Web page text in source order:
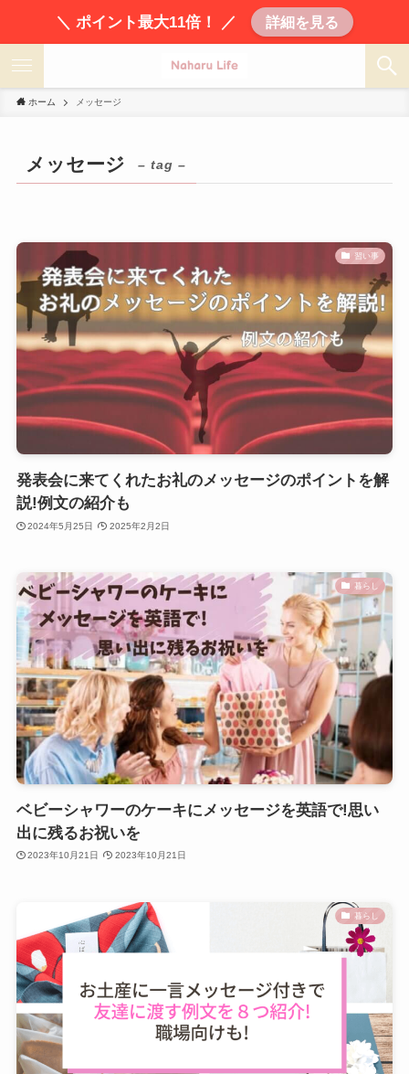
＼ ポイント最大11倍！ ／ 詳細を見る
ホーム メッセージ
メッセージ – tag –
習い事
発表会に来てくれたお礼のメッセージのポイントを解
説!例文の紹介も
2024年5月25日 2025年2月2日
暮らし
ベビーシャワーのケーキにメッセージを英語で!思い
出に残るお祝いを
2023年10月21日 2023年10月21日
暮らし